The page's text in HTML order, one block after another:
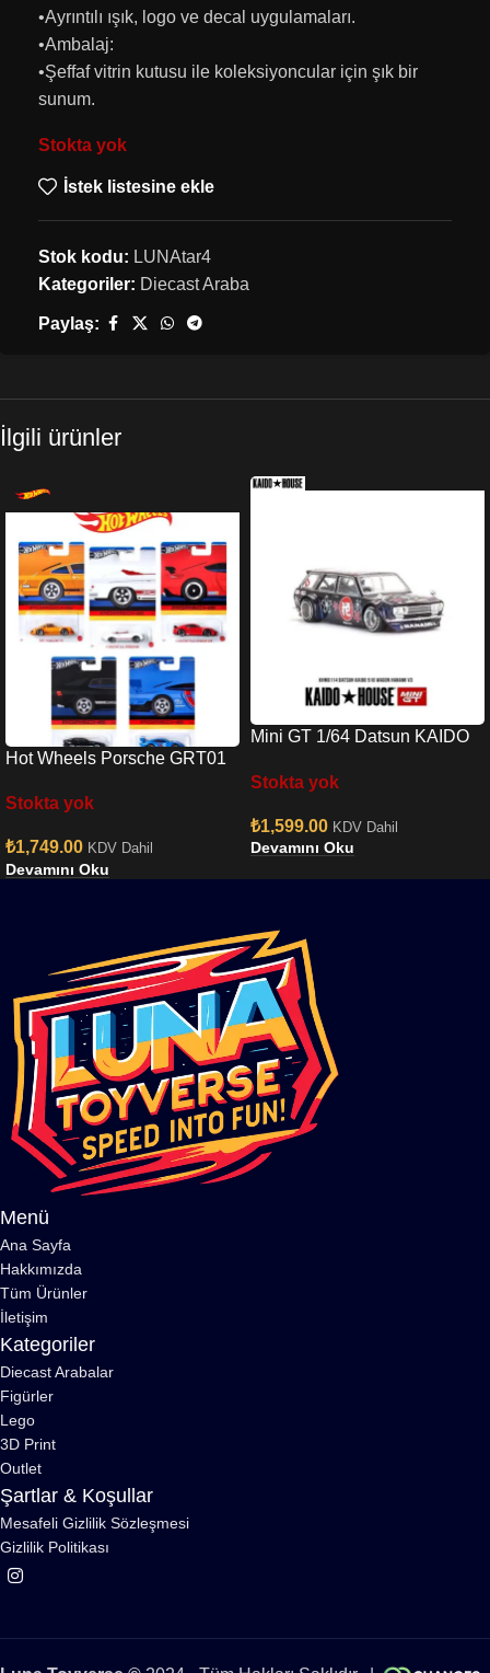
•Ayrıntılı ışık, logo ve decal uygulamaları.
•Ambalaj:
•Şeffaf vitrin kutusu ile koleksiyoncular için şık bir
sunum.
Stokta yok
İstek listesine ekle
Stok kodu: LUNAtar4
Kategoriler: Diecast Araba
Paylaş:
İlgili ürünler
Hot Wheels Porsche GRT01
Stokta yok
₺1,749.00 KDV Dahil
Devamını Oku
Mini GT 1/64 Datsun KAIDO
Stokta yok
₺1,599.00 KDV Dahil
Devamını Oku
Menü
Ana Sayfa
Hakkımızda
Tüm Ürünler
İletişim
Kategoriler
Diecast Arabalar
Figürler
Lego
3D Print
Outlet
Şartlar & Koşullar
Mesafeli Gizlilik Sözleşmesi
Gizlilik Politikası